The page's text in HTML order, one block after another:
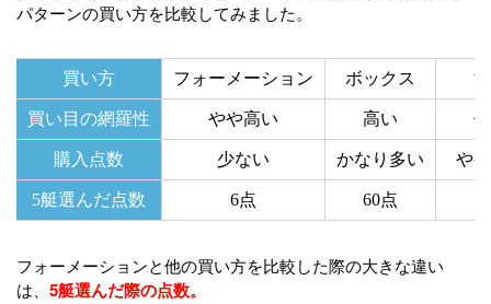
パターンの買い方を比較してみました。
買い方 フォーメーション ボックス
買い目の網羅性 やや高い 高い
購入点数 少ない かなり多い や
5艇選んだ点数 6点 60点
フォーメーションと他の買い方を比較した際の大きな違い
は、 5艇選んだ際の点数。